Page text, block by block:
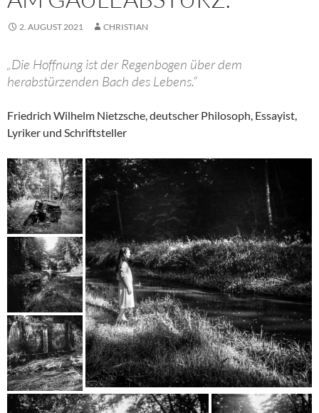
2. AUGUST 2021 CHRISTIAN
„Die Hoffnung ist der Regenbogen über dem
herabstürzenden Bach des Lebens.“
Friedrich Wilhelm Nietzsche, deutscher Philosoph, Essayist,
Lyriker und Schriftsteller